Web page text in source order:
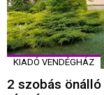
KIADÓ VENDÉGHÁZ
2 szobás